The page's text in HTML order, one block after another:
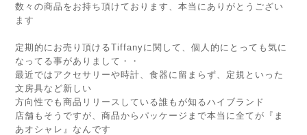
数々の商品をお持ち頂けております、本当にありがとうござい
ます
定期的にお売り頂けるTiffanyに関して、個人的にとっても気に
なってる事がありまして・・
最近ではアクセサリーや時計、食器に留まらず、定規といった
文房具など新しい
方向性でも商品リリースしている誰もが知るハイブランド
店舗もそうですが、商品からパッケージまで本当に全てが『ま
あオシャレ』なんです